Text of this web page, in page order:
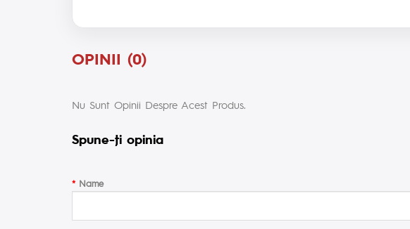
OPINII (0)
Nu Sunt Opinii Despre Acest Produs.
Spune-ţi opinia
Name